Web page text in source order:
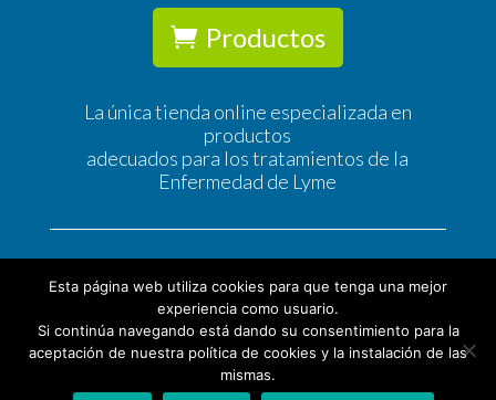
Productos
La única tienda online especializada en
productos
adecuados para los tratamientos de la
Enfermedad de Lyme
© Tratamiento Lyme |Política de Privacidad|Política
de Cookies |Condiciones Generales de Contratación |
Aviso legal
Esta página web utiliza cookies para que tenga una mejor
experiencia como usuario.
Si continúa navegando está dando su consentimiento para la
aceptación de nuestra política de cookies y la instalación de las
mismas.